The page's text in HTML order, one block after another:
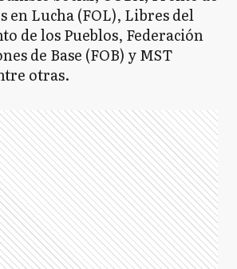
en Lucha (FOL), Libres del
de los Pueblos, Federación
de Base (FOB) y MST
otras.